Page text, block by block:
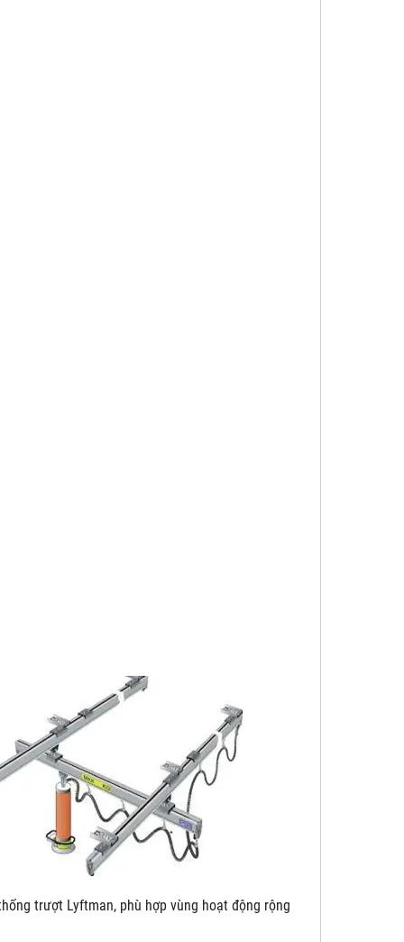
phù hợp vùng hoạt động rộng